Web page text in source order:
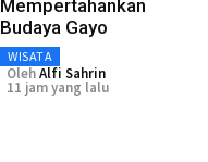
Mempertahankan
Budaya Gayo
WISATA
OlehAlfi Sahrin
11 jam yang lalu